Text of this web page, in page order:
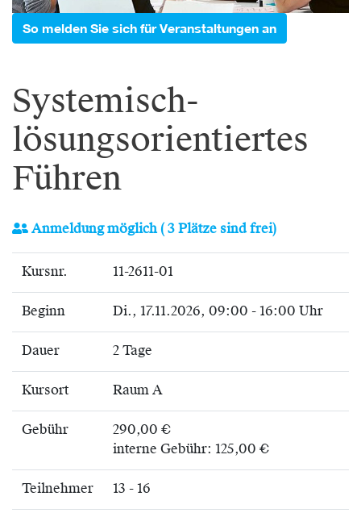
So melden Sie sich für Veranstaltungen an
Systemisch-
lösungsorientiertes
Führen
Anmeldung möglich( 3 Plätze sind frei)
Kursnr. 11-2611-01
Beginn Di., 17.11.2026, 09:00 - 16:00 Uhr
Dauer 2 Tage
Kursort Raum A
Gebühr
290,00 €
interne Gebühr: 125,00 €
Teilnehmer 13 - 16